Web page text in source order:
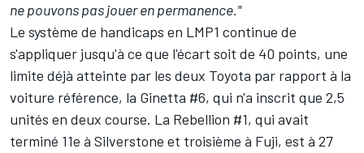
ne pouvons pas jouer en permanence."
Le système de handicaps en LMP1 continue de
s'appliquer jusqu'à ce que l'écart soit de 40 points, une
limite déjà atteinte par les deux Toyota par rapport à la
voiture référence, la Ginetta #6, qui n'a inscrit que 2,5
unités en deux course. La Rebellion #1, qui avait
terminé 11e à Silverstone et troisième à Fuji, est à 27